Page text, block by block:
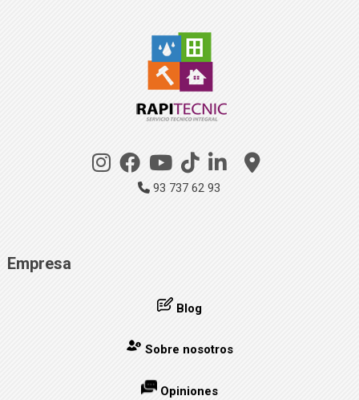
93 737 62 93
Empresa
Blog
Sobre nosotros
Opiniones